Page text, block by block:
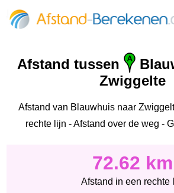
Afstand tussen
Zwiggelte
Afstand van Blauwhuis naar
rechte lijn - Afstand over de weg -
72.62 km
Afstand in een rechte